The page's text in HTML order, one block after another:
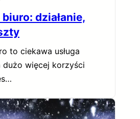
działanie,
to ciekawa usługa
dużo więcej korzyści